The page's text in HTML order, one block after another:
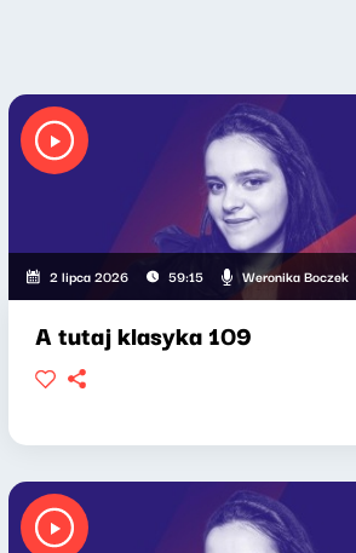
2 lipca 2026 59:15 Weronika Boczek
A tutaj klasyka 109